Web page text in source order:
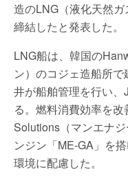
造のLNG（液化天然
締結したと発表した。
LNG船は、韓国の
ン）のコジェ造船所
井が船舶管理を行い
る。燃料消費効率を
Solutions（マンエナ
ンジン「ME-GA」を
環境に配慮した。